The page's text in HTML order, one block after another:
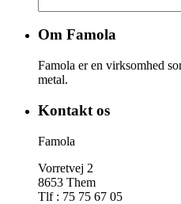
Om Famola
Famola er en virksomhed
metal.
Kontakt os
Famola
Vorretvej 2
8653 Them
Tlf : 75 75 67 05